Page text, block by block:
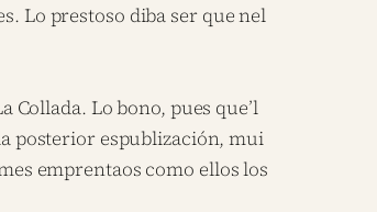
Lo prestoso diba ser que nel
Collada. Lo bono, pues que’l
posterior espublización, mui
emprentaos como ellos los